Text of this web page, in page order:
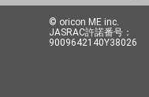
© oricon ME inc.
JASRAC許諾番号：
9009642140Y38026